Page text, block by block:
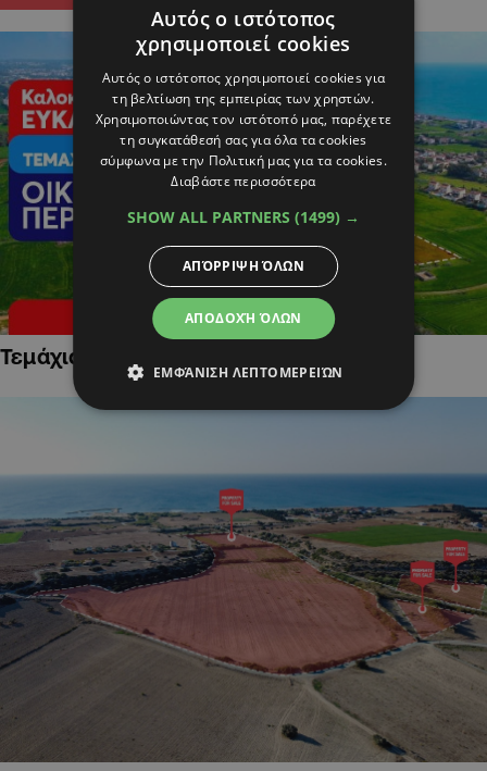
Τεμάχια Γης σε Οικιστικές Περιοχές
Αυτός ο ιστότοπος
χρησιμοποιεί cookies
Αυτός ο ιστότοπος χρησιμοποιεί cookies για
τη βελτίωση της εμπειρίας των χρηστών.
Χρησιμοποιώντας τον ιστότοπό μας, παρέχετε
τη συγκατάθεσή σας για όλα τα cookies
σύμφωνα με την Πολιτική μας για τα cookies.
Διαβάστε περισσότερα
SHOW ALL PARTNERS (1499) →
ΑΠΟΔΟΧΉ ΌΛΩΝ
ΑΠΌΡΡΙΨΗ ΌΛΩΝ
ΕΜΦΆΝΙΣΗ ΛΕΠΤΟΜΕΡΕΙΏΝ